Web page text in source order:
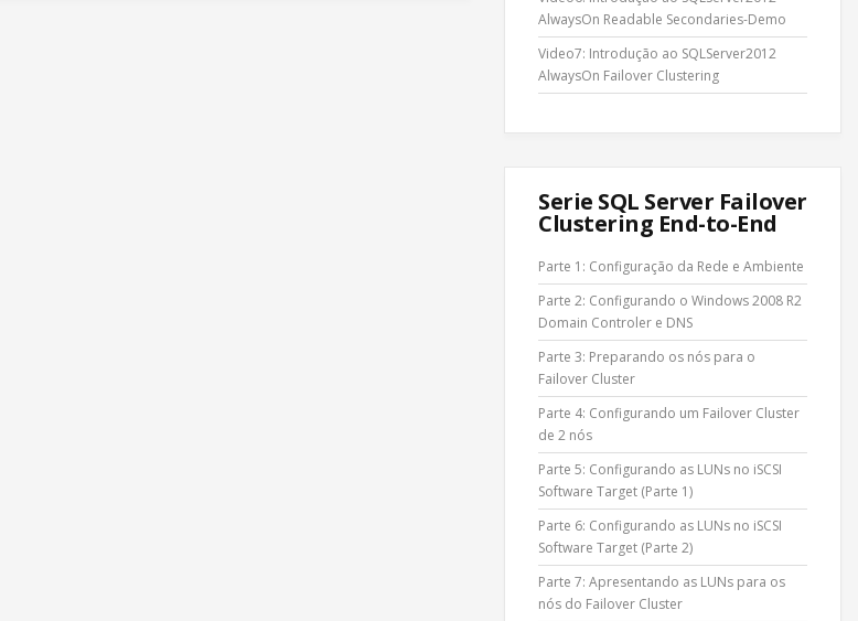
AlwaysOn Readable Secondaries-Demo
Video7: Introdução ao SQLServer2012
AlwaysOn Failover Clustering
Serie SQL Server Failover
Clustering End-to-End
Parte 1: Configuração da Rede e Ambiente
Parte 2: Configurando o Windows 2008 R2
Domain Controler e DNS
Parte 3: Preparando os nós para o
Failover Cluster
Parte 4: Configurando um Failover Cluster
de 2 nós
Parte 5: Configurando as LUNs no iSCSI
Software Target (Parte 1)
Parte 6: Configurando as LUNs no iSCSI
Software Target (Parte 2)
Parte 7: Apresentando as LUNs para os
nós do Failover Cluster